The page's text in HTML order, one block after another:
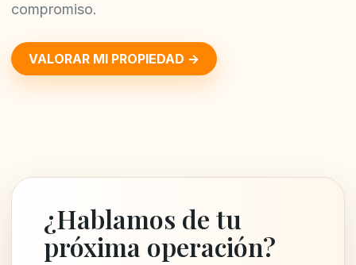
compromiso.
VALORAR MI PROPIEDAD →
¿Hablamos de tu
próxima operación?